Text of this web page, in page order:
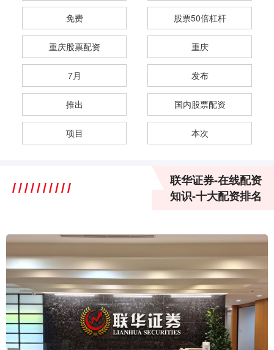
免费 股票50倍杠杆
重庆股票配资 重庆
7月 发布
推出 国内股票配资
项目 本次
联华证券-在线配资
知识-十大配资排名